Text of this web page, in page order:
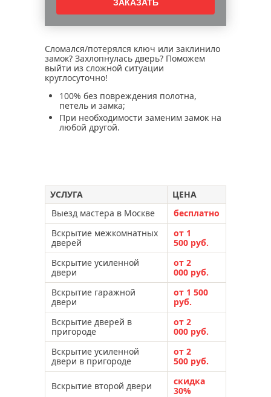
вскрытие гаражей
вскрытие сувальдного замка
вскрытие мебельных замков
замена замков в межкомнатной двери
ремонт металлической двери
открыть задвижку двери
не открывается замок двери
вскрыть китайскую дверь
Сломался/потерялся ключ или заклинило
замок? Захлопнулась дверь? Поможем
выйти из сложной ситуации
круглосуточно!
100% без повреждения полотна,
петель и замка;
При необходимости заменим замок на
любой другой.
УСЛУГА
ЦЕНА
Выезд мастера в Москве
бесплатно
Вскрытие межкомнатных
дверей
от 1
500 руб.
Вскрытие усиленной
двери
от 2
000 руб.
Вскрытие гаражной
двери
от 1 500
руб.
Вскрытие дверей в
пригороде
от 2
000 руб.
Вскрытие усиленной
двери в пригороде
от 2
500 руб.
Вскрытие второй двери
скидка
30%